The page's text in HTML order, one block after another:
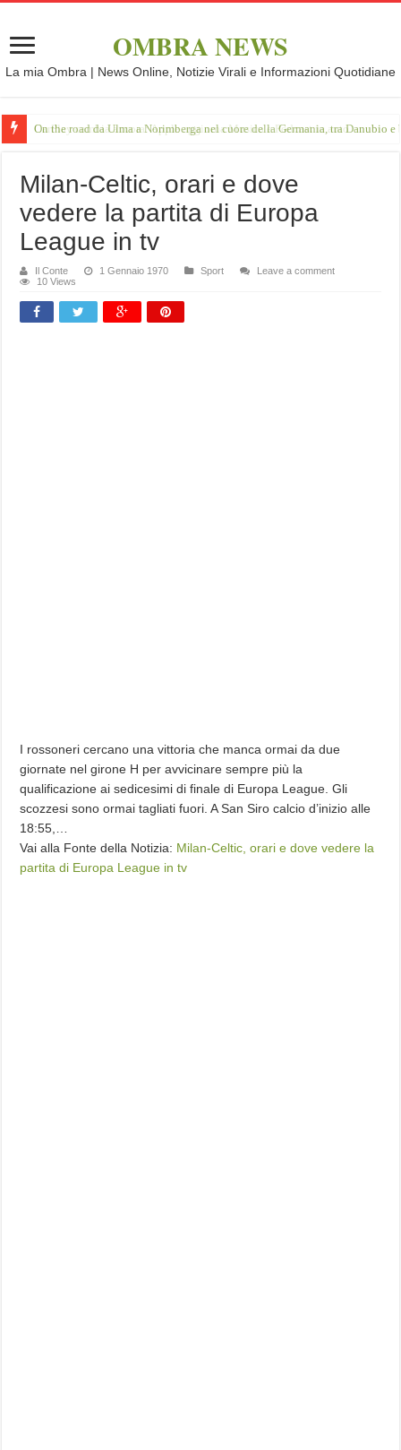
OMBRA NEWS
La mia Ombra | News Online, Notizie Virali e Informazioni Quotidiane
On the road da Ulma a Norimberga nel cuore della Germania, tra Danubio
Milan-Celtic, orari e dove
vedere la partita di Europa
League in tv
Il Conte 1 Gennaio 1970 Sport
Leave a comment
10 Views
I rossoneri cercano una vittoria che manca ormai da due
giornate nel girone H per avvicinare sempre più la
qualificazione ai sedicesimi di finale di Europa League. Gli
scozzesi sono ormai tagliati fuori. A San Siro calcio d’inizio alle
18:55,…
Vai alla Fonte della Notizia: Milan-Celtic, orari e dove vedere la
partita di Europa League in tv